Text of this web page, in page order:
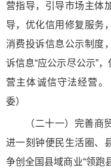
营指导，引导市场主体
导，优化信用修复服务
消费投诉信息公示制度
诉信息“应公示尽公示”
营主体诚信守法经营
委）
（二十一）完善商
进一刻钟便民生活圈、
争创全国县域商业“领跑